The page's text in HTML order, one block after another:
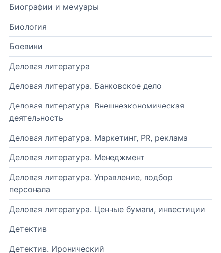
Биографии и мемуары
Биология
Боевики
Деловая литература
Деловая литература. Банковское дело
Деловая литература. Внешнеэкономическая
деятельность
Деловая литература. Маркетинг, PR, реклама
Деловая литература. Менеджмент
Деловая литература. Управление, подбор
персонала
Деловая литература. Ценные бумаги, инвестиции
Детектив
Детектив. Иронический